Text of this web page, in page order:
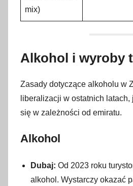
mix)
Alkohol i wyroby
Zasady dotyczące alkoholu w
liberalizacji w ostatnich
się w zależności od emiratu.
Alkohol
Dubaj: Od 2023 roku
alkohol. Wystarczy okazać